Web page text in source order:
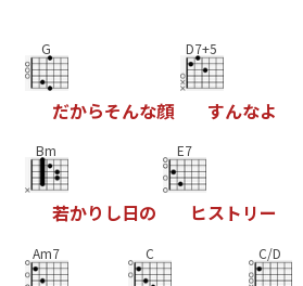
G
だからそんな顔
D7+5
すんなよ
Bm
若かり し日の
E7
ヒス ト リー
Am7 C C/D